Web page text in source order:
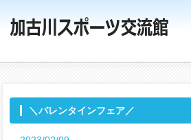
＼バレンタインフェア／